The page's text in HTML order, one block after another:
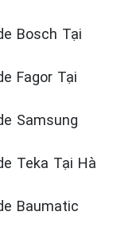
Bosch Tại
Fagor Tại
Samsung
Teka Tại Hà
Baumatic